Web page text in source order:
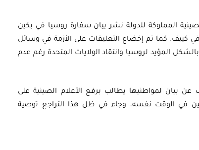
المملوكة للدولة نشر بيان سفارة روسيا في بكين
كييف. كما تم إخضاع التعليقات على الأزمة في وسائل
المؤيد لروسيا وانتقاد الولايات المتحدة رغم عدم
بيان لمواطنيها يطالب برفع الأعلام الصينية على
في الوقت نفسه، وجاء في ظل هذا التراجع توصية